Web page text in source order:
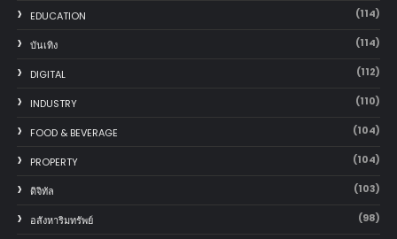
EDUCATION (114)
บันเทิง (114)
DIGITAL (112)
INDUSTRY (110)
FOOD & BEVERAGE (104)
PROPERTY (104)
ดิจิทัล (103)
อสังหาริมทรัพย์ (98)